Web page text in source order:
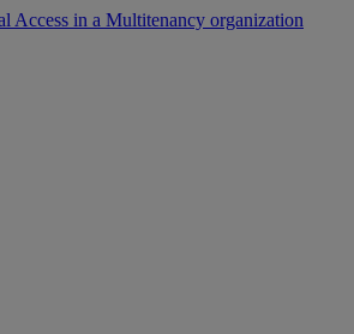
Access in a Multitenancy organization